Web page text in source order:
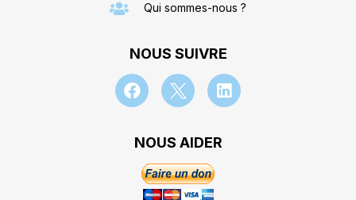
Qui sommes-nous ?
NOUS SUIVRE
NOUS AIDER